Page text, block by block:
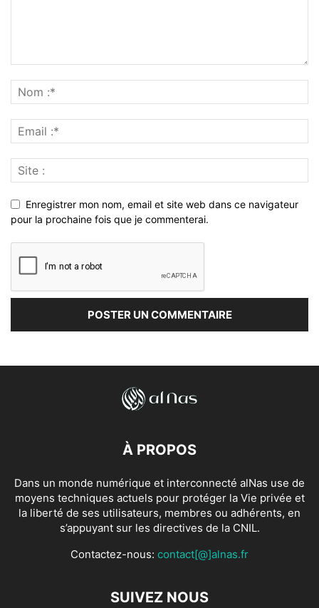
Enregistrer mon nom, email et site web dans ce navigateur
pour la prochaine fois que je commenterai.
À PROPOS
Dans un monde numérique et interconnecté alNas use de
moyens techniques actuels pour protéger la Vie privée et
la liberté de ses utilisateurs, membres ou adhérents, en
s’appuyant sur les directives de la CNIL.
Contactez-nous: contact[@]alnas.fr
SUIVEZ NOUS